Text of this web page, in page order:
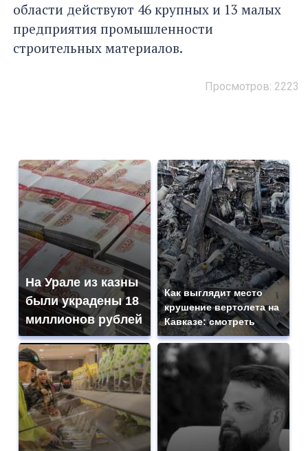
области действуют 46 крупных и 13 малых
предприятия промышленности
строительных материалов.
Просмотров: 2223
На Урале из казны
были украдены 18
миллионов рублей
Как выглядит место
крушение вертолета на
Кавказе: смотреть